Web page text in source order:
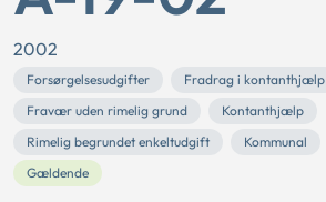
2002
Forsørgelsesudgifter
Fradrag i kontanthjælp
Fravær uden rimelig grund
Kontanthjælp
Rimelig begrundet enkeltudgift
Kommunal
Gældende